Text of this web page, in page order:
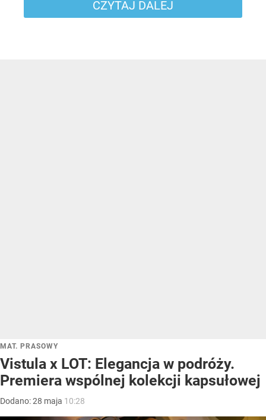
CZYTAJ DALEJ
MAT. PRASOWY
Vistula x LOT: Elegancja w podróży.
Premiera wspólnej kolekcji kapsułowej
Dodano:28 maja 10:28